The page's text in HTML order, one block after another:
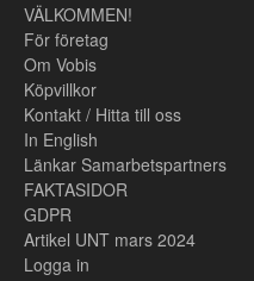
VÄLKOMMEN!
För företag
Om Vobis
Köpvillkor
Kontakt / Hitta till oss
In English
Länkar Samarbetspartners
FAKTASIDOR
GDPR
Artikel UNT mars 2024
Logga in